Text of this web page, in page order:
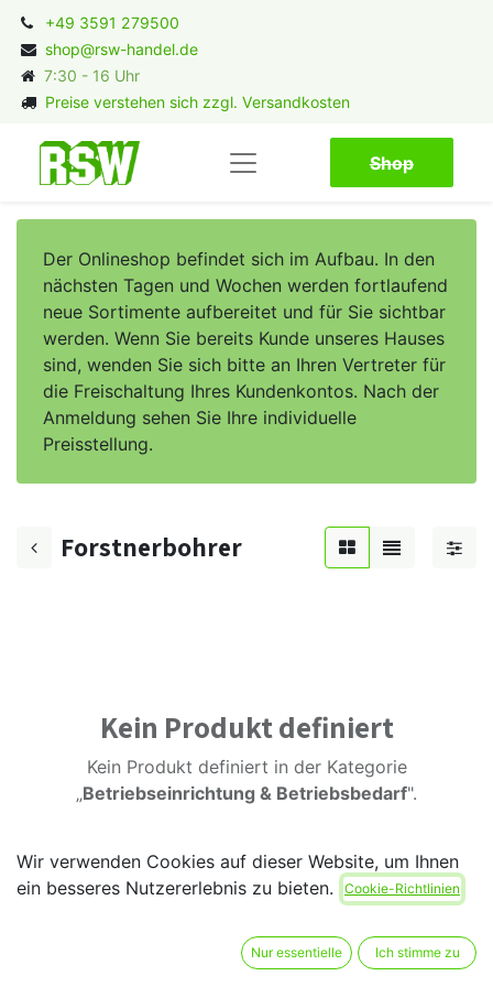
+49 3591 279500
shop@rsw-handel.de
7:30 - 16 Uhr
Preise verstehen sich zzgl. Versandkosten
Shop​​​​
Der Onlineshop befindet sich im Aufbau. In den
nächsten Tagen und Wochen werden fortlaufend
neue Sortimente aufbereitet und für Sie sichtbar
werden. Wenn Sie bereits Kunde unseres Hauses
sind, wenden Sie sich bitte an Ihren Vertreter für
die Freischaltung Ihres Kundenkontos. Nach der
Anmeldung sehen Sie Ihre individuelle
Preisstellung.
Forstnerbohrer
Kein Produkt definiert
Kein Produkt definiert in der Kategorie
„Betriebseinrichtung & Betriebsbedarf".
Wir verwenden Cookies auf dieser Website, um Ihnen
ein besseres Nutzererlebnis zu bieten.
Cookie-Richtlinien
Nur essentielle Ich stimme zu